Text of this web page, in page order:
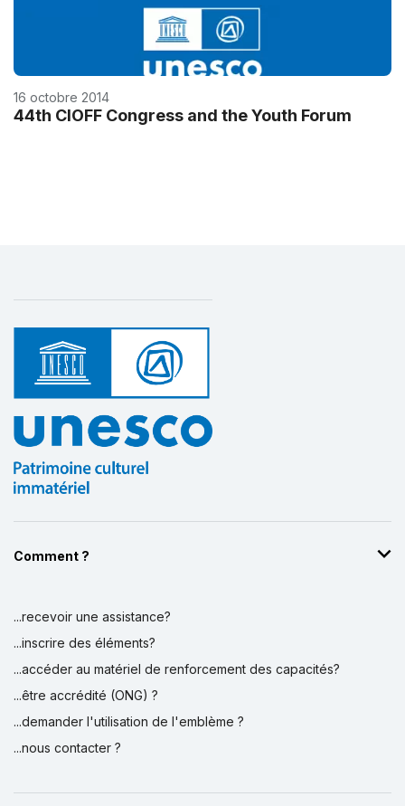
16 octobre 2014
44th CIOFF Congress and the Youth Forum
Comment ?
...recevoir une assistance?
...inscrire des éléments?
...accéder au matériel de renforcement des capacités?
...être accrédité (ONG) ?
...demander l'utilisation de l'emblème ?
...nous contacter ?